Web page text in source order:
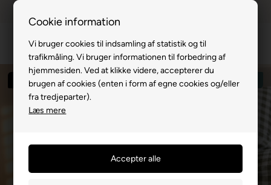
Cookie information
Vi bruger cookies til indsamling af statistik og til
trafikmåling. Vi bruger informationen til forbedring af
hjemmesiden. Ved at klikke videre, accepterer du
brugen af cookies (enten i form af egne cookies og/eller
fra tredjeparter).
Læs mere
Spar 64% Mest solgte